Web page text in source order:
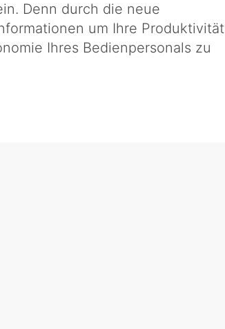
Denn durch die neue
um Ihre Produktivität
Ihres Bedienpersonals zu